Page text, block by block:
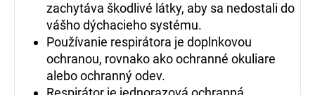
zachytáva škodlivé látky, aby sa nedostali do
vášho dýchacieho systému.
Používanie respirátora je doplnkovou
ochranou, rovnako ako ochranné okuliare
alebo ochranný odev.